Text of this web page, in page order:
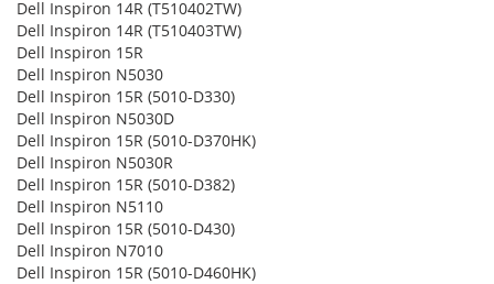
Dell Inspiron 14R (T510402TW)
Dell Inspiron 14R (T510403TW)
Dell Inspiron 15R
Dell Inspiron N5030
Dell Inspiron 15R (5010-D330)
Dell Inspiron N5030D
Dell Inspiron 15R (5010-D370HK)
Dell Inspiron N5030R
Dell Inspiron 15R (5010-D382)
Dell Inspiron N5110
Dell Inspiron 15R (5010-D430)
Dell Inspiron N7010
Dell Inspiron 15R (5010-D460HK)